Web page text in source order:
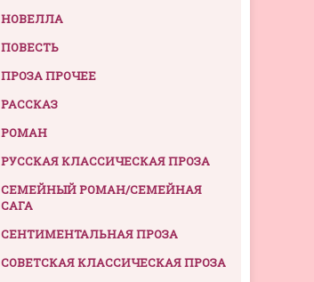
НОВЕЛЛА
ПОВЕСТЬ
ПРОЗА ПРОЧЕЕ
РАССКАЗ
РОМАН
РУССКАЯ КЛАССИЧЕСКАЯ ПРОЗА
СЕМЕЙНЫЙ РОМАН/СЕМЕЙНАЯ
САГА
СЕНТИМЕНТАЛЬНАЯ ПРОЗА
СОВЕТСКАЯ КЛАССИЧЕСКАЯ ПРОЗА